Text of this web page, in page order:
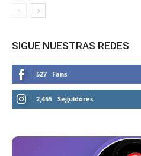
SIGUE NUESTRAS REDES
527 Fans
2,455 Seguidores